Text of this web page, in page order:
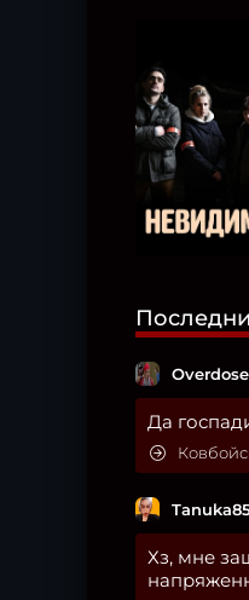
Overdose
Да
Хз, мне